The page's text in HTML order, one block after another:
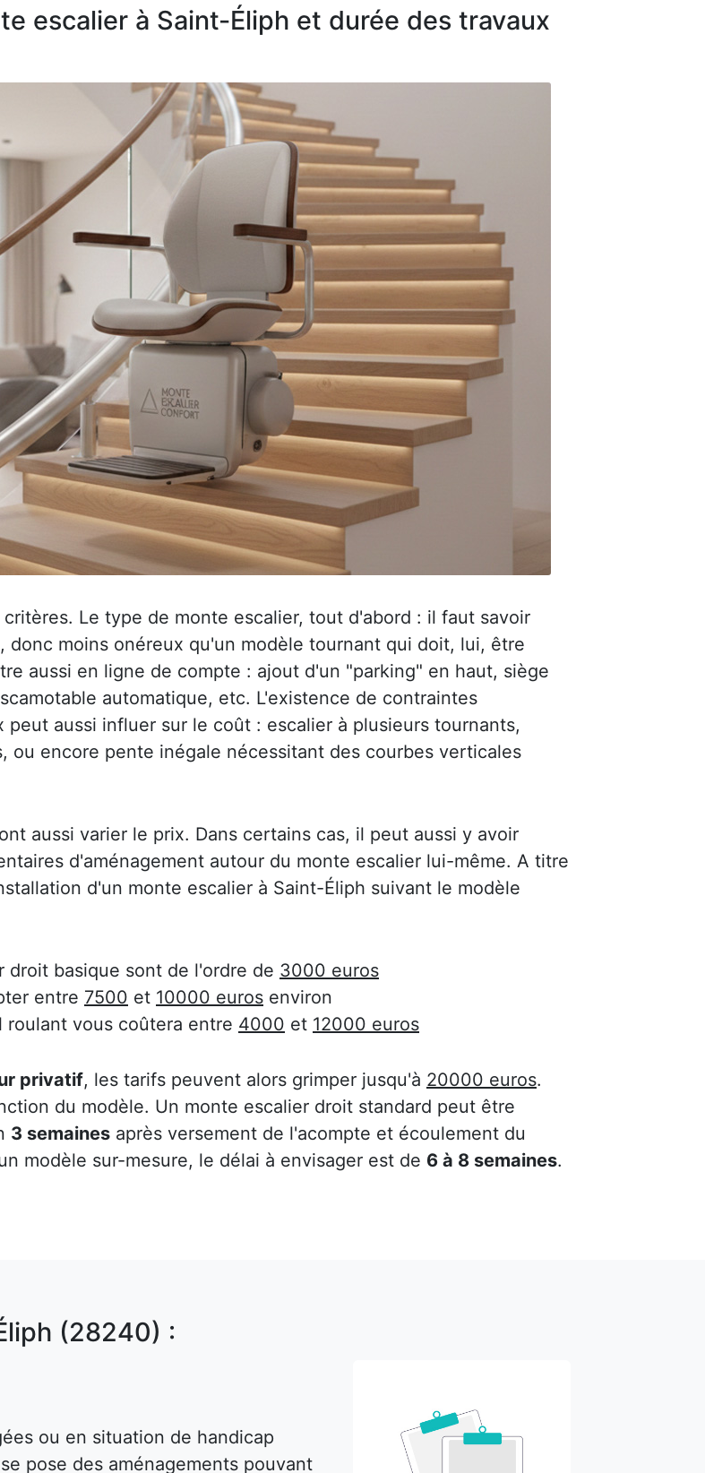
escalier à Saint-Éliph et durée des travaux
Le type de monte escalier, tout d'abord : il faut savoir
moins onéreux qu'un modèle tournant qui doit, lui, être
aussi en ligne de compte : ajout d'un "parking" en haut, siège
automatique, etc. L'existence de contraintes
aussi influer sur le coût : escalier à plusieurs tournants,
ou encore pente inégale nécessitant des courbes verticales
aussi varier le prix. Dans certains cas, il peut aussi y avoir
d'aménagement autour du monte escalier lui-même. A titre
d'un monte escalier à Saint-Éliph suivant le modèle
droit basique sont de l'ordre de 3000 euros
entre 7500 et 10000 euros environ
vous coûtera entre 4000 et 12000 euros
privatif, les tarifs peuvent alors grimper jusqu'à 20000 euros.
du modèle. Un monte escalier droit standard peut être
3 semaines après versement de l'acompte et écoulement du
modèle sur-mesure, le délai à envisager est de 6 à 8 semaines.
(28240) :
ou en situation de handicap
pose des aménagements pouvant